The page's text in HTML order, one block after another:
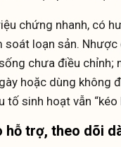
chứng nhanh, có
loạn sản.
chưa điều
hoặc dùng không
sinh hoạt vẫn “kéo
trợ, theo dõi